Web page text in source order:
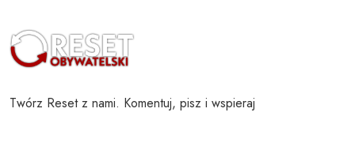
Twórz Reset z nami. Komentuj, pisz i wspieraj